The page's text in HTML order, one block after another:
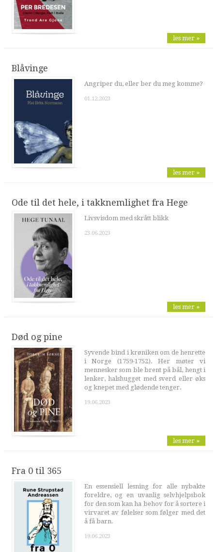
les mer »
Blåvinge
Angriper du, eller ber du meg komme?
01.12.2023
les mer »
Ode til det hele, i takknemlighet fra Hege
Livsvisdom med skrått blikk
23.06.2023
les mer »
Død og pine
Syvende bind i krøniken om de henrette
i Norge (1759-1752). Her møter vi
mennesker som ble brent på bål, hengt i
lenker, halshugget med sverd eller øks
og knepet med glødende tenger.
19.06.2023
les mer »
Fra 0 til 365
En essensiell lesning for alle nybakte
foreldre, og en uvanlig selvhjelpsbok
for den som kan ha behov for å sortere i
virvaret av følelser som følger med det
å få barn.
19.06.2023